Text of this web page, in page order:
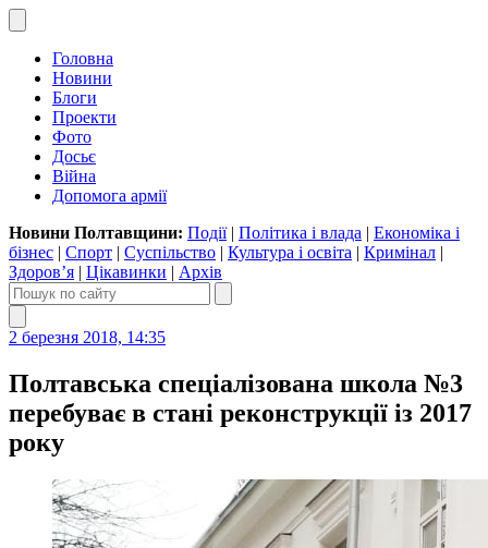
Головна
Новини
Блоги
Проекти
Фото
Досьє
Війна
Допомога армії
Новини Полтавщини: Події| Політика і влада | Економіка і
бізнес | Спорт | Суспільство | Культура і освіта | Кримінал |
Здоров’я | Цікавинки | Архів
2 березня 2018, 14:35
Полтавська спеціалізована школа №3
перебуває в стані реконструкції із 2017
року